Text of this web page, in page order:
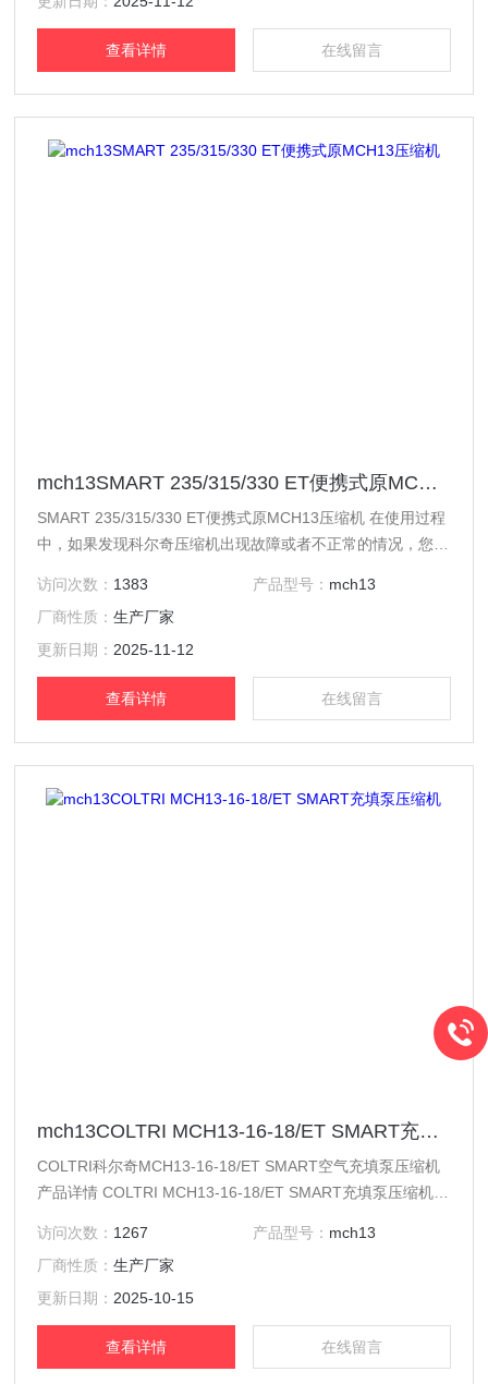
查看详情 在线留言
mch13SMART 235/315/330 ET便携式原MCH13压缩机
SMART 235/315/330 ET便携式原MCH13压缩机 在使用过程
中，如果发现科尔奇压缩机出现故障或者不正常的情况，您可
决方案。
访问次数： 1383 产品型号： mch13
厂商性质：生产厂家
更新日期： 2025-11-12
查看详情 在线留言
mch13COLTRI MCH13-16-18/ET SMART充填泵压缩机
COLTRI科尔奇MCH13-16-18/ET SMART空气充填泵压缩机
产品详情 COLTRI MCH13-16-18/ET SMART充填泵压缩机
准。
访问次数： 1267 产品型号： mch13
厂商性质：生产厂家
更新日期： 2025-10-15
查看详情 在线留言